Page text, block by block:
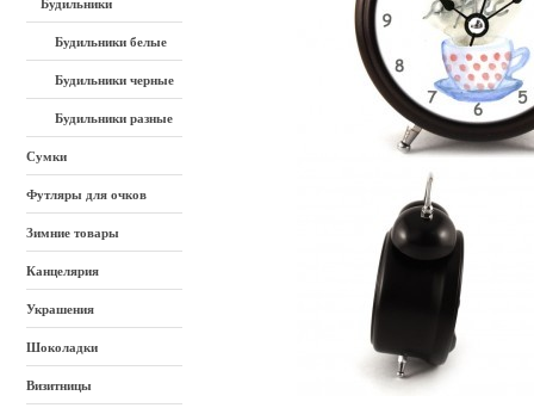
Будильники
Будильники белые
Будильники черные
Будильники разные
Сумки
Футляры для очков
Зимние товары
Канцелярия
Украшения
Шоколадки
Визитницы